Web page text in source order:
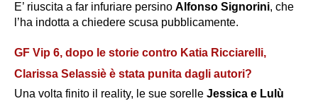
E’ riuscita a far infuriare persino Alfonso Signorini, che
l’ha indotta a chiedere scusa pubblicamente.
GF Vip 6, dopo le storie contro Katia Ricciarelli,
Clarissa Selassiè è stata punita dagli autori?
Una volta finito il reality, le sue sorelle Jessica e Lulù